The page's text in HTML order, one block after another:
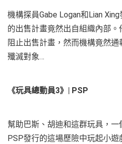
機構探員Gabe Logan和Lian
的出售計畫竟然出自組織內部
阻止出售計畫，然而機構竟然
殲滅對象…
《玩具總動員3》| PSP
幫助巴斯、胡迪和這群玩具，
PSP發行的這場歷險中玩起小